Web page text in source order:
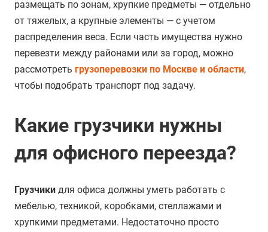
размещать по зонам, хрупкие предметы — отдельно
от тяжелых, а крупные элементы — с учетом
распределения веса. Если часть имущества нужно
перевезти между районами или за город, можно
рассмотреть грузоперевозки по Москве и области,
чтобы подобрать транспорт под задачу.
Какие грузчики нужны
для офисного переезда?
Грузчики для офиса должны уметь работать с
мебелью, техникой, коробками, стеллажами и
хрупкими предметами. Недостаточно просто